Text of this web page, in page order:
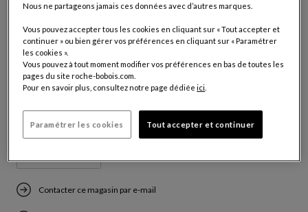
Pour leur permettre de vous réserver le meilleur accueil,
VOTRE MAGASIN: SEOUL - JAMSIL LOTTE
10F, 240, Olympic-ro,
Songpa-gu
Tél: 02-2143-1823
Contacter ce magasin par e-mail
Nous ne partageons jamais ces données avec d’autres marques.
Vous pouvez accepter tous les cookies en cliquant sur « Tout accepter et
continuer » ou bien gérer vos préférences en cliquant sur « Paramétrer
les cookies ».
Vous pouvez à tout moment modifier vos préférences en bas de toutes les
pages du site roche-bobois.com.
Pour en savoir plus, consultez notre page dédiéeici.
Paramétrer les cookies Tout accepter et continuer